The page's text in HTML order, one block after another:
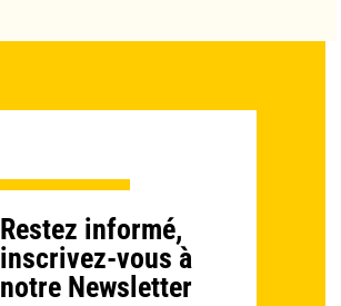
Restez informé,
inscrivez-vous à
notre Newsletter